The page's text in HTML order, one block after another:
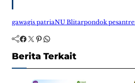
gawagis patriaNU Blitarpondok
Facebook Twitter Pinterest WhatsApp
Berita Terkait